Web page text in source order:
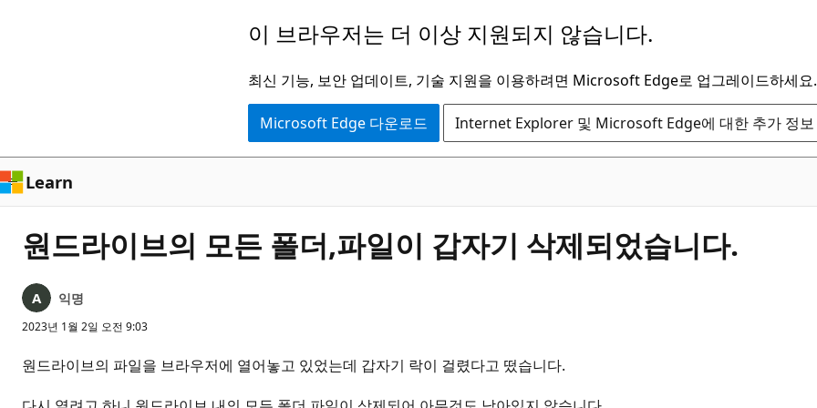
로
건
너
뛰
기
이 브라우저는 더 이상 지원되지 않습니다.
최신 기능, 보안 업데이트, 기술 지원을 이용하려면 Microsoft Edge로 업그레이드하세요.
Microsoft Edge 다운로드 Internet Explorer 및 Microsoft Edge에 대한 추가 정보
Learn
원드라이브의 모든 폴더,파일이 갑자기 삭제되었습니다.
익명
2023년 1월 2일 오전 9:03
원드라이브의 파일을 브라우저에 열어놓고 있었는데 갑자기 락이 걸렸다고 떴습니다.